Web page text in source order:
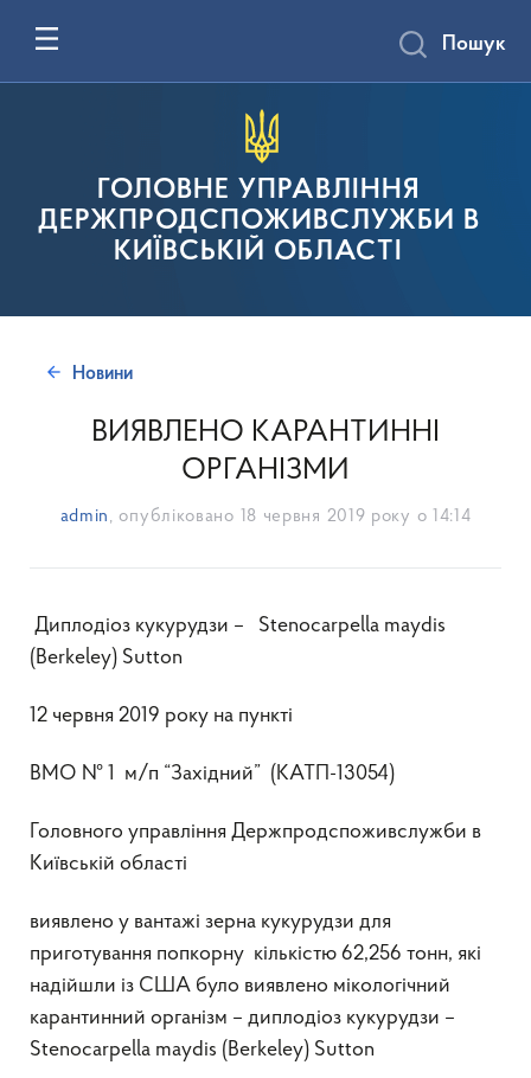
ГОЛОВНЕ УПРАВЛІННЯ
ДЕРЖПРОДСПОЖИВСЛУЖБИ В
КИЇВСЬКІЙ ОБЛАСТІ
Пошук
Новини
ВИЯВЛЕНО КАРАНТИННІ
ОРГАНІЗМИ
admin , опубліковано 18 червня 2019 року о 14:14
Диплодіоз кукурудзи – Stenocarpella maydis
(Berkeley) Sutton
12 червня 2019 року на пункті
ВМО № 1 м/п “Західний” (КАТП-13054)
Головного управління Держпродспоживслужби в
Київській області
виявлено у вантажі зерна кукурудзи для
приготування попкорну кількістю 62,256 тонн, які
надійшли із США було виявлено мікологічний
карантинний організм – диплодіоз кукурудзи –
Stenocarpella maydis (Berkeley) Sutton